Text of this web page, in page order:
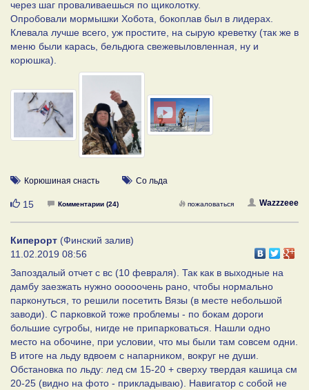
через шаг проваливаешься по щиколотку.
Опробовали мормышки Хобота, бокоплав был в лидерах.
Клевала лучше всего, уж простите, на сырую креветку (так же в
меню были карась, бельдюга свежевыловленная, ну и
корюшка).
Корюшиная снасть Со льда
Нравится
15 Комментарии (24) Wazzzeee
пожаловаться
Киперорт (Финский залив)
11.02.2019 08:56
Запоздалый отчет с вс (10 февраля). Так как в выходные на
дамбу заезжать нужно ооооочень рано, чтобы нормально
парконуться, то решили посетить Вязы (в месте небольшой
заводи). С парковкой тоже проблемы - по бокам дороги
большие сугробы, нигде не припарковаться. Нашли одно
место на обочине, при условии, что мы были там совсем одни.
В итоге на льду вдвоем с напарником, вокруг не души.
Обстановка по льду: лед см 15-20 + сверху твердая кашица см
20-25 (видно на фото - прикладываю). Навигатор с собой не